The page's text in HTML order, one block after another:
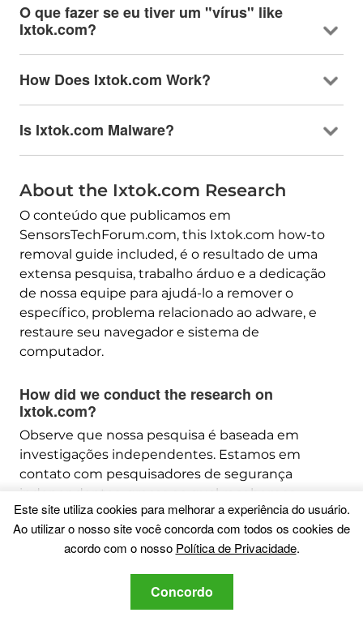
O que fazer se eu tiver um "vírus" like
Ixtok.com?
How Does Ixtok.com Work?
Is Ixtok.com Malware?
About the Ixtok.com Research
O conteúdo que publicamos em
SensorsTechForum.com, this Ixtok.com how-to
removal guide included, é o resultado de uma
extensa pesquisa, trabalho árduo e a dedicação
de nossa equipe para ajudá-lo a remover o
específico, problema relacionado ao adware, e
restaure seu navegador e sistema de
computador.
How did we conduct the research on
Ixtok.com?
Observe que nossa pesquisa é baseada em
investigações independentes. Estamos em
contato com pesquisadores de segurança
independentes, graças ao qual recebemos
atualizações diárias sobre o malware mais
recente, adware, e definições de sequestrador de
navegador.
the research behind the Ixtok.com
threat is backed with VirusTotal
Para entender melhor esta ameaça online, por
Este site utiliza cookies para melhorar a experiência do usuário.
Ao utilizar o nosso site você concorda com todos os cookies de
acordo com o nosso Política de Privacidade.
Concordo